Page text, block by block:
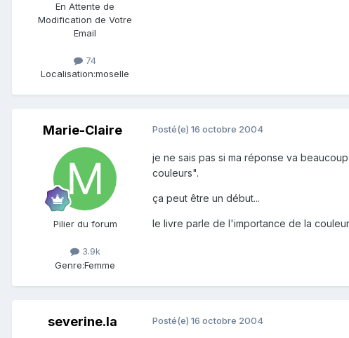
En Attente de
Modification de Votre
Email
74
Localisation:moselle
Marie-Claire
Pilier du forum
3.9k
Genre:Femme
Posté(e) 16 octobre 2004
je ne sais pas si ma réponse va
couleurs".
ça peut être un début...
le livre parle de l'importance de la
severine.la Posté(e) 16 octobre 2004